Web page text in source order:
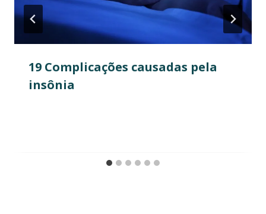
19 Complicações causadas pela
insônia